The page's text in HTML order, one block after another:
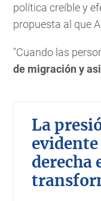
política creíble y
propuesta al que
"Cuando las
de migración y
La
evidente
derecha